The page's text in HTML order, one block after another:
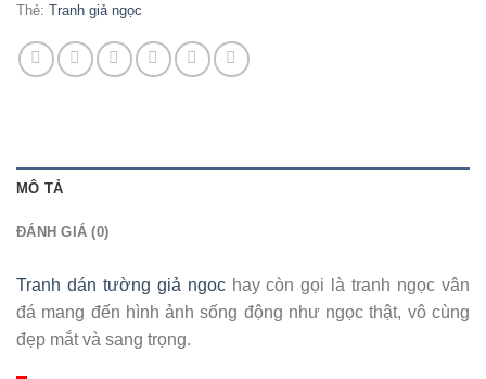
Thẻ: Tranh giả ngọc
MÔ TẢ
ĐÁNH GIÁ (0)
Tranh dán tường giả ngochay còn gọi là tranh ngọc vân
đá mang đến hình ảnh sống động như ngọc thật, vô cùng
đẹp mắt và sang trọng.